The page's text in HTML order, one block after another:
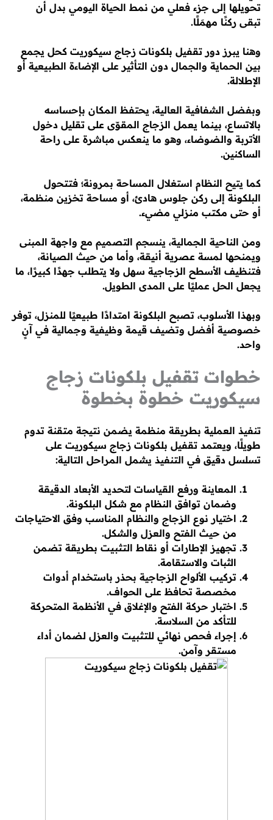
تحويلها إلى جزء فعلي من نمط الحياة اليومي بدل أن
تبقى ركنًا مهمَلًا.
وهنا يبرز دور تقفيل بلكونات زجاج سيكوريت كحل يجمع
بين الحماية والجمال دون التأثير على الإضاءة الطبيعية أو
الإطلالة.
وبفضل الشفافية العالية، يحتفظ المكان بإحساسه
بالاتساع، بينما يعمل الزجاج المقوّى على تقليل دخول
الأتربة والضوضاء، وهو ما ينعكس مباشرة على راحة
الساكنين.
كما يتيح النظام استغلال المساحة بمرونة؛ فتتحول
البلكونة إلى ركن جلوس هادئ، أو مساحة تخزين منظمة،
أو حتى مكتب منزلي مضيء.
ومن الناحية الجمالية، ينسجم التصميم مع واجهة المبنى
ويمنحها لمسة عصرية أنيقة، وأما من حيث الصيانة،
فتنظيف الأسطح الزجاجية سهل ولا يتطلب جهدًا كبيرًا، ما
يجعل الحل عمليًا على المدى الطويل.
وبهذا الأسلوب، تصبح البلكونة امتدادًا طبيعيًا للمنزل، توفر
خصوصية أفضل وتضيف قيمة وظيفية وجمالية في آنٍ
واحد.
خطوات تقفيل بلكونات زجاج
سيكوريت خطوة بخطوة
تنفيذ العملية بطريقة منظمة يضمن نتيجة متقنة تدوم
طويلًا، ويعتمد تقفيل بلكونات زجاج سيكوريت على
تسلسل دقيق في التنفيذ يشمل المراحل التالية:
المعاينة ورفع القياسات لتحديد الأبعاد الدقيقة
وضمان توافق النظام مع شكل البلكونة.
اختيار نوع الزجاج والنظام المناسب وفق الاحتياجات
من حيث الفتح والعزل والشكل.
تجهيز الإطارات أو نقاط التثبيت بطريقة تضمن
الثبات والاستقامة.
تركيب الألواح الزجاجية بحذر باستخدام أدوات
مخصصة تحافظ على الحواف.
اختبار حركة الفتح والإغلاق في الأنظمة المتحركة
للتأكد من السلاسة.
إجراء فحص نهائي للتثبيت والعزل لضمان أداء
مستقر وآمن.